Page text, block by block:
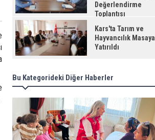
Değerlendirme
Toplantısı
Kars'ta Tarım ve
Hayvancılık Masaya
Yatırıldı
Bu Kategorideki Diğer Haberler